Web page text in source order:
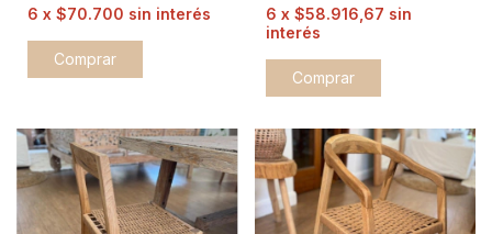
6 x $70.700 sin interés
6 x $58.916,67 sin
interés